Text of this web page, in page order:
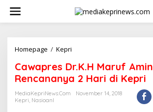
w
Homepage / Kepri
w
a
p
Cawapres Dr.K.H Maruf Amin
Rencananya 2 Hari di Kepri
MediaKepriNews.com
November 14, 2018
Kepri, Nasioanl